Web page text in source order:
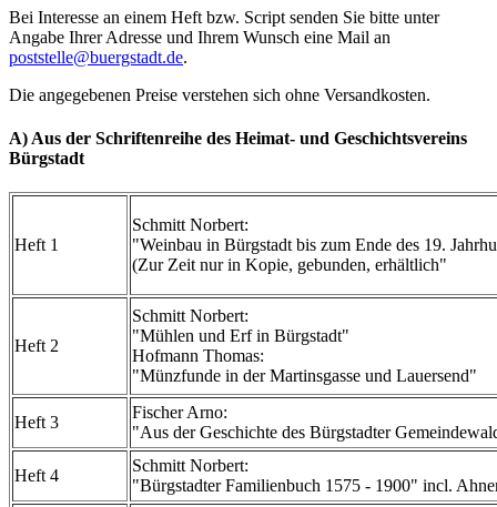
Bei Interesse an einem Heft bzw. Script senden Sie bitte unter
Angabe Ihrer Adresse und Ihrem Wunsch eine Mail an
poststelle@buergstadt.de.
Die angegebenen Preise verstehen sich ohne Versandkosten.
A) Aus der Schriftenreihe des Heimat- und Geschichtsvereins
Bürgstadt
Heft 1
Schmitt Norbert:
"Weinbau in Bürgstadt bis zum Ende des 19.
(Zur Zeit nur in Kopie, gebunden, erhältlich"
Heft 2
Schmitt Norbert:
"Mühlen und Erf in Bürgstadt"
Hofmann Thomas:
"Münzfunde in der Martinsgasse und Lauersend"
Heft 3
Fischer Arno:
"Aus der Geschichte des Bürgstadter
Heft 4
Schmitt Norbert:
"Bürgstadter Familienbuch 1575 - 1900" incl.